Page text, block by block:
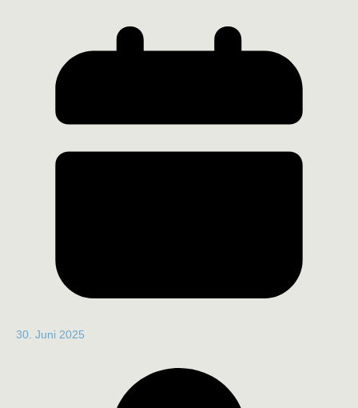
30. Juni 2025